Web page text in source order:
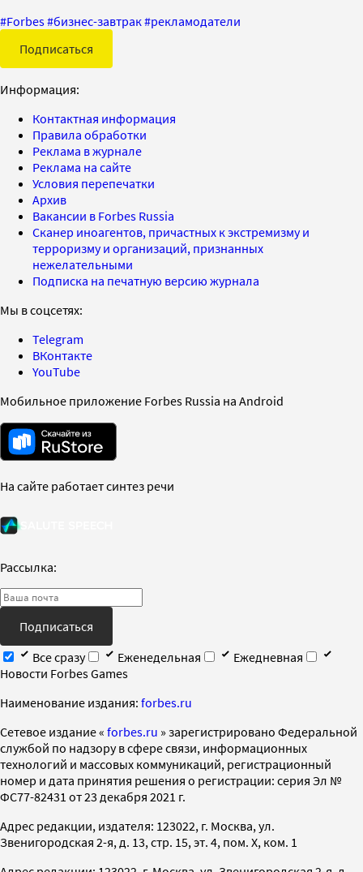
#Forbes#бизнес-завтрак#рекламодатели
Подписаться
Информация:
Контактная информация
Правила обработки
Реклама в журнале
Реклама на сайте
Условия перепечатки
Архив
Вакансии в Forbes Russia
Сканер иноагентов, причастных к экстремизму и
терроризму и организаций, признанных
нежелательными
Подписка на печатную версию журнала
Мы в соцсетях:
Telegram
ВКонтакте
YouTube
Мобильное приложение Forbes Russia на Android
На сайте работает синтез речи
Рассылка:
Подписаться
Все сразу
Еженедельная
Ежедневная
Новости Forbes Games
Наименование издания: forbes.ru
Cетевое издание « forbes.ru » зарегистрировано Федеральной
службой по надзору в сфере связи, информационных
технологий и массовых коммуникаций, регистрационный
номер и дата принятия решения о регистрации: серия Эл №
ФС77-82431 от 23 декабря 2021 г.
Адрес редакции, издателя: 123022, г. Москва, ул.
Звенигородская 2-я, д. 13, стр. 15, эт. 4, пом. X, ком. 1